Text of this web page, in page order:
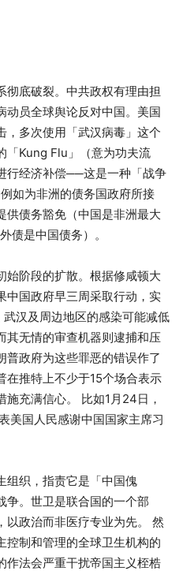
彻底破裂。中共政权有理由担
动员全球舆论反对中国。美国
，多次使用「武汉病毒」这个
「Kung Flu」（意为功夫流
行经济补偿──这是一种「战争
如为非洲的债务国政府所接
供债务豁免（中国是非洲最大
债是中国债务）。
始阶段的扩散。根据修咸顿大
中国政府早三周采取行动，实
汉及周边地区的感染可能减低
其无情的审查机器则逮捕和压
普政府为这些罪恶的错误作了
在推特上不少于15个场合表示
充满信心。 比如1月24日，
美国人民感谢中国国家主席习
组织，指责它是「中国傀
争。世卫是联合国的一个部
以政治而非医疗专业为先。 然
控制和管理的全球卫生机构的
作法会严重干扰帝国主义桎梏